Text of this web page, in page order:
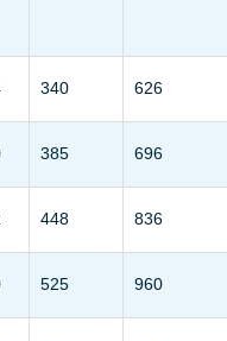
340 626
385 696
448 836
525 960